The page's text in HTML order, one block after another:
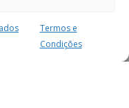
Termos e
Condições